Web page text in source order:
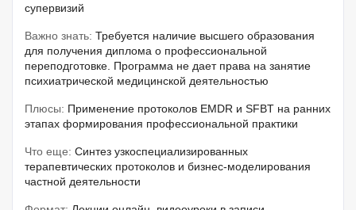
супервизий
Важно знать: Требуется наличие высшего образования
для получения диплома о профессиональной
переподготовке. Программа не дает права на занятие
психиатрической медицинской деятельностью
Плюсы: Применение протоколов EMDR и SFBT на ранних
этапах формирования профессиональной практики
Что еще: Синтез узкоспециализированных
терапевтических протоколов и бизнес-моделирования
частной деятельности